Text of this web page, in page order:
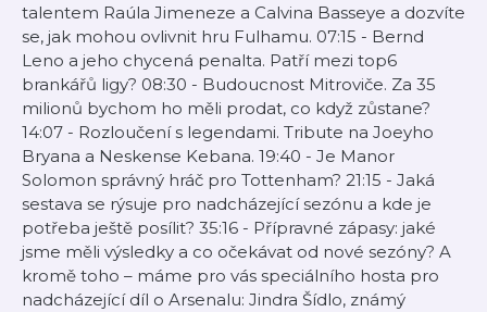
talentem Raúla Jimeneze a Calvina Basseye a dozvíte
se, jak mohou ovlivnit hru Fulhamu. 07:15 - Bernd
Leno a jeho chycená penalta. Patří mezi top6
brankářů ligy? 08:30 - Budoucnost Mitroviče. Za 35
milionů bychom ho měli prodat, co když zůstane?
14:07 - Rozloučení s legendami. Tribute na Joeyho
Bryana a Neskense Kebana. 19:40 - Je Manor
Solomon správný hráč pro Tottenham? 21:15 - Jaká
sestava se rýsuje pro nadcházející sezónu a kde je
potřeba ještě posílit? 35:16 - Přípravné zápasy: jaké
jsme měli výsledky a co očekávat od nové sezóny? A
kromě toho – máme pro vás speciálního hosta pro
nadcházející díl o Arsenalu: Jindra Šídlo, známý